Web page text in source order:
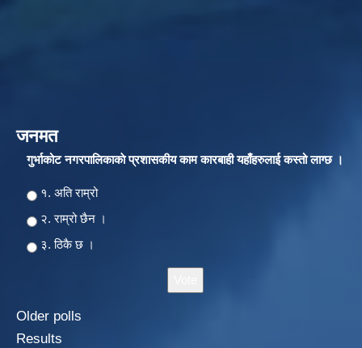
जनमत
गुर्भाकोट नगरपालिकाकाे प्रशासकीय काम कारबाही यहाँहरुलाई कस्तो लाग्छ ।
Choices
१. अति राम्रो
२‍‍. राम्रो छैन ।
३. ठिकै छ ।
Older polls
Results